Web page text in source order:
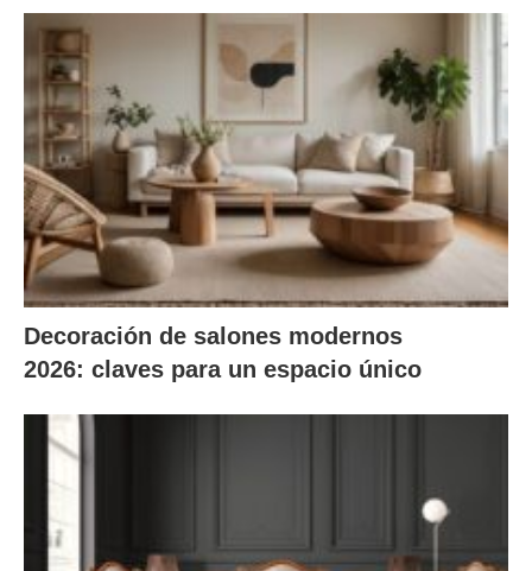
Decoración de salones modernos
2026: claves para un espacio único